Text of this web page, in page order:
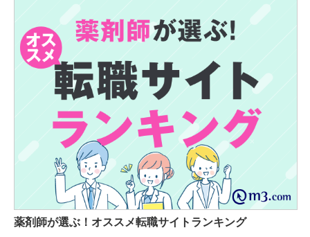
薬剤師が選ぶ！オススメ転職サイトランキング